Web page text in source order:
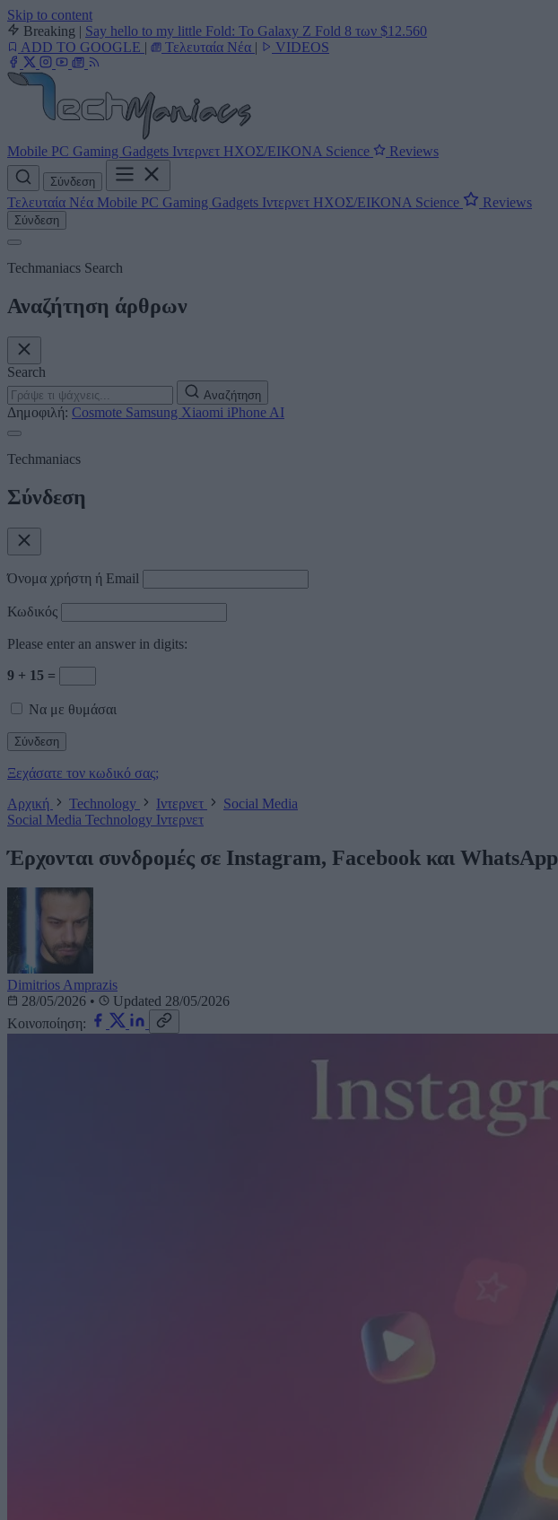
Skip to content
Breaking | Say hello to my little Fold: Το Galaxy Z Fold 8 των $12.560
ADD TO GOOGLE | Τελευταία Νέα | VIDEOS
Mobile PC Gaming Gadgets Ιντερνετ ΗΧΟΣ/ΕΙΚΟΝΑ Science Reviews
Σύνδεση
Τελευταία Νέα Mobile PC Gaming Gadgets Ιντερνετ ΗΧΟΣ/ΕΙΚΟΝΑ Science Reviews
Σύνδεση
Techmaniacs Search
Αναζήτηση άρθρων
Search
Αναζήτηση
Δημοφιλή: Cosmote Samsung Xiaomi iPhone AI
Techmaniacs
Σύνδεση
Όνομα χρήστη ή Email
Κωδικός
Please enter an answer in digits:
9 + 15 =
Να με θυμάσαι
Ξεχάσατε τον κωδικό σας;
Αρχική
Technology Ιντερνετ
Social Media
Social Media Technology Ιντερνετ
Έρχονται συνδρομές σε Instagram, Facebook και WhatsApp
Dimitrios Amprazis
28/05/2026 •
Updated 28/05/2026
Κοινοποίηση: